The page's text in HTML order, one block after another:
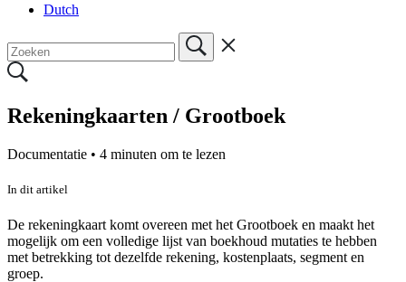
Dutch
Rekeningkaarten / Grootboek
Documentatie • 4 minuten om te lezen
In dit artikel
De rekeningkaart komt overeen met het Grootboek en maakt het
mogelijk om een volledige lijst van boekhoud mutaties te hebben
met betrekking tot dezelfde rekening, kostenplaats, segment en
groep.